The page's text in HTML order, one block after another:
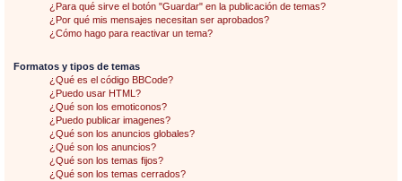
¿Para qué sirve el botón "Guardar" en la publicación de temas?
¿Por qué mis mensajes necesitan ser aprobados?
¿Cómo hago para reactivar un tema?
Formatos y tipos de temas
¿Qué es el código BBCode?
¿Puedo usar HTML?
¿Qué son los emoticonos?
¿Puedo publicar imagenes?
¿Qué son los anuncios globales?
¿Qué son los anuncios?
¿Qué son los temas fijos?
¿Qué son los temas cerrados?